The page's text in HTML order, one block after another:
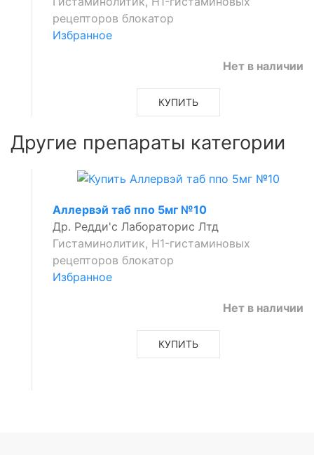
рецепторов блокатор
Избранное
Нет в наличии
КУПИТЬ
Другие препараты категории
Аллервэй таб ппо 5мг №10
Др. Редди'с Лабораторис Лтд
Гистаминолитик, H1-гистаминовых
рецепторов блокатор
Избранное
Нет в наличии
КУПИТЬ